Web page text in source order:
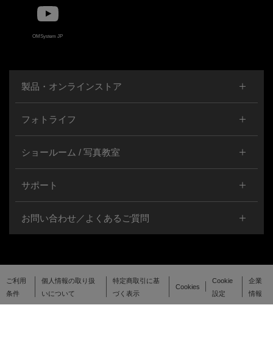
OMSystem JP
製品・オンラインストア
フォトライフ
ショールーム / 写真教室
サポート
お問い合わせ／よくあるご質問
ご利用
条件
個人情報の取り扱
いについて
特定商取引に基
づく表示
Cookies
Cookie
設定
企業
情報